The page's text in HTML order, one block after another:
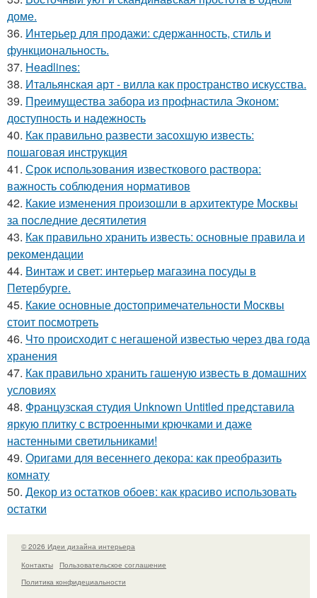
доме.
36. Интерьер для продажи: сдержанность, стиль и
функциональность.
37. Headlines:
38. Итальянская арт - вилла как пространство искусства.
39. Преимущества забора из профнастила Эконом:
доступность и надежность
40. Как правильно развести засохшую известь:
пошаговая инструкция
41. Срок использования известкового раствора:
важность соблюдения нормативов
42. Какие изменения произошли в архитектуре Москвы
за последние десятилетия
43. Как правильно хранить известь: основные правила и
рекомендации
44. Винтаж и свет: интерьер магазина посуды в
Петербурге.
45. Какие основные достопримечательности Москвы
стоит посмотреть
46. Что происходит с негашеной известью через два года
хранения
47. Как правильно хранить гашеную известь в домашних
условиях
48. Французская студия Unknown Untitled представила
яркую плитку с встроенными крючками и даже
настенными светильниками!
49. Оригами для весеннего декора: как преобразить
комнату
50. Декор из остатков обоев: как красиво использовать
остатки
© 2026 Идеи дизайна интерьера
Контакты
Пользовательское соглашение
Политика конфидециальности